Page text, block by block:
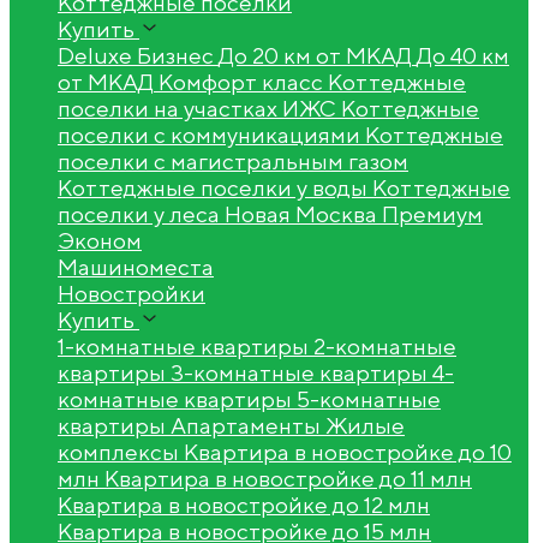
Купить
Deluxe Бизнес До 20 км от МКАД До 40 км
от МКАД Комфорт класс Коттеджные
поселки на участках ИЖС Коттеджные
поселки с коммуникациями Коттеджные
поселки с магистральным газом
Коттеджные поселки у воды Коттеджные
поселки у леса Новая Москва Премиум
Эконом
Машиноместа
Новостройки
Купить
1-комнатные квартиры 2-комнатные
квартиры 3-комнатные квартиры 4-
комнатные квартиры 5-комнатные
квартиры Апартаменты Жилые
комплексы Квартира в новостройке до 10
млн Квартира в новостройке до 11 млн
Квартира в новостройке до 12 млн
Квартира в новостройке до 15 млн